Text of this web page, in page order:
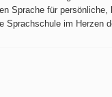
Sprache für
Sprachschule im Herzen
Süden Frankreichss